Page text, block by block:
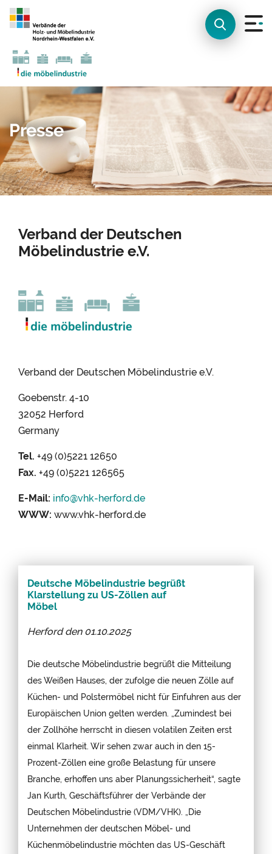
Presse
Verband der Deutschen
Möbelindustrie e.V.
Verband der Deutschen Möbelindustrie e.V.
Goebenstr. 4-10
32052 Herford
Germany
Tel. +49 (0)5221 12650
Fax. +49 (0)5221 126565
E-Mail: info@vhk-herford.de
WWW: www.vhk-herford.de
Deutsche Möbelindustrie begrüßt
Klarstellung zu US-Zöllen auf
Möbel
Herford den 01.10.2025
Die deutsche Möbelindustrie begrüßt die Mitteilung
des Weißen Hauses, der zufolge die neuen Zölle auf
Küchen- und Polstermöbel nicht für Einfuhren aus der
Europäischen Union gelten werden. „Zumindest bei
der Zollhöhe herrscht in diesen volatilen Zeiten erst
einmal Klarheit. Wir sehen zwar auch in den 15-
Prozent-Zöllen eine große Belastung für unsere
Branche, erhoffen uns aber Planungssicherheit“, sagte
Jan Kurth, Geschäftsführer der Verbände der
Deutschen Möbelindustrie (VDM/VHK). „Die
Unternehmen der deutschen Möbel- und
Küchenmöbelindustrie möchten das US-Geschäft